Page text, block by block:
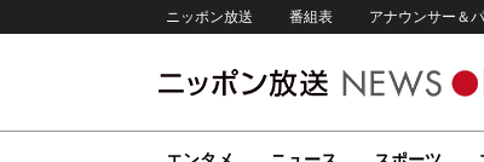
ニッポン放送 番組表 アナウンサー＆